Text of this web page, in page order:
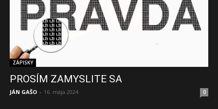
ZÁPISKY
PROSÍM ZAMYSLITE SA
JÁN GAŠO - 16. mája 2024 0